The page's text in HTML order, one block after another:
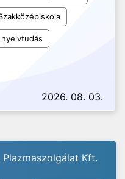
2026. 08. 03.
Plazmaszolgálat Kft.